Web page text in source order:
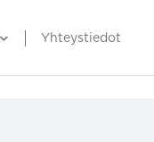
Yhteystiedot